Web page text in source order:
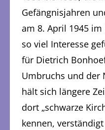
Gefängnisjahren
am 8. April 1945
so viel Interesse
für Dietrich
Umbruchs und der
hält sich längere
dort „schwarze
kennen,